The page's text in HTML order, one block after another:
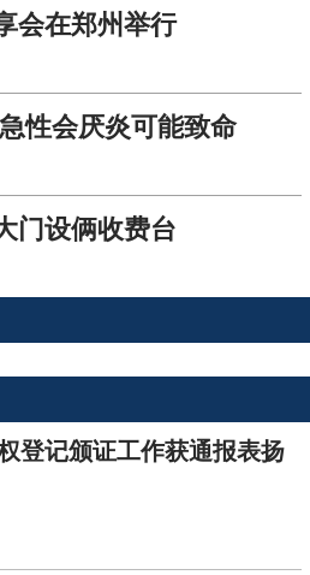
会在郑州举行
性会厌炎可能致命
门设俩收费台
登记颁证工作获通报表扬